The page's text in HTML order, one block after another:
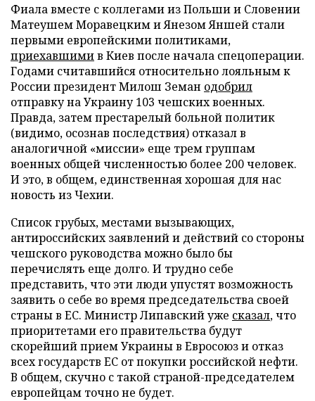
Фиала вместе с коллегами из Польши и Словении
Матеушем Моравецким и Янезом Яншей стали
первыми европейскими политиками,
приехавшимив Киев после начала спецоперации.
Годами считавшийся относительно лояльным к
России президент Милош Земан одобрил
отправку на Украину 103 чешских военных.
Правда, затем престарелый больной политик
(видимо, осознав последствия) отказал в
аналогичной «миссии» еще трем группам
военных общей численностью более 200 человек.
И это, в общем, единственная хорошая для нас
новость из Чехии.
Список грубых, местами вызывающих,
антироссийских заявлений и действий со стороны
чешского руководства можно было бы
перечислять еще долго. И трудно себе
представить, что эти люди упустят возможность
заявить о себе во время председательства своей
страны в ЕС. Министр Липавский уже сказал, что
приоритетами его правительства будут
скорейший прием Украины в Евросоюз и отказ
всех государств ЕС от покупки российской нефти.
В общем, скучно с такой страной-председателем
европейцам точно не будет.